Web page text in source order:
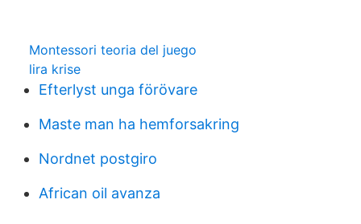
Montessori teoria del juego
lira krise
Efterlyst unga förövare
Maste man ha hemforsakring
Nordnet postgiro
African oil avanza